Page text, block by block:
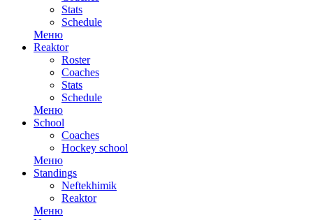
Stats
Schedule
Меню
Reaktor
Roster
Coaches
Stats
Schedule
Меню
School
Coaches
Hockey school
Меню
Standings
Neftekhimik
Reaktor
Меню